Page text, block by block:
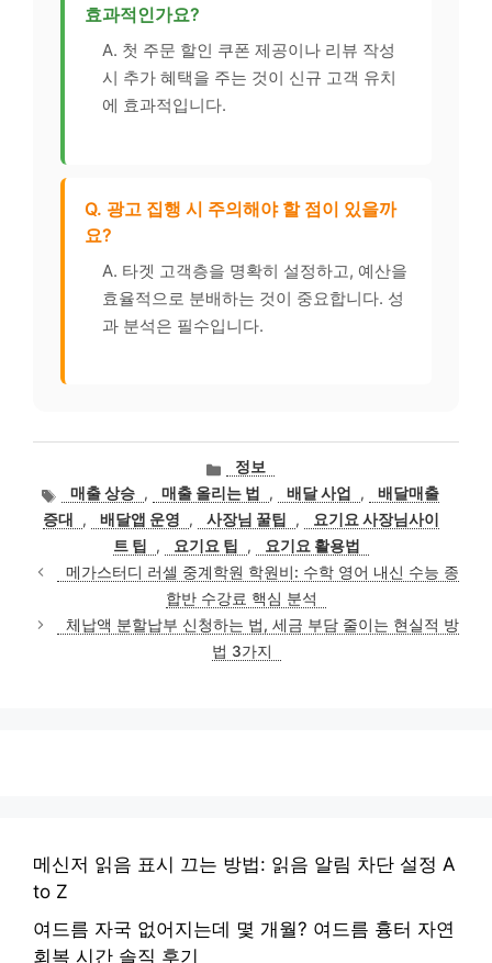
효과적인가요?
A. 첫 주문 할인 쿠폰 제공이나 리뷰 작성
시 추가 혜택을 주는 것이 신규 고객 유치
에 효과적입니다.
Q. 광고 집행 시 주의해야 할 점이 있을까
요?
A. 타겟 고객층을 명확히 설정하고, 예산을
효율적으로 분배하는 것이 중요합니다. 성
과 분석은 필수입니다.
카
테
고
리
정보
태
그
매출 상승 , 매출 올리는 법 , 배달 사업 ,
배달매출
증대
, 배달앱 운영 , 사장님 꿀팁 ,
요기요 사장님사이
트 팁
, 요기요 팁 ,
요기요 활용법
메가스터디 러셀 중계학원 학원비: 수학 영어 내신 수능 종
합반 수강료 핵심 분석
체납액 분할납부 신청하는 법, 세금 부담 줄이는 현실적 방
법 3가지
메신저 읽음 표시 끄는 방법: 읽음 알림 차단 설정 A
to Z
여드름 자국 없어지는데 몇 개월? 여드름 흉터 자연
회복 시간 솔직 후기